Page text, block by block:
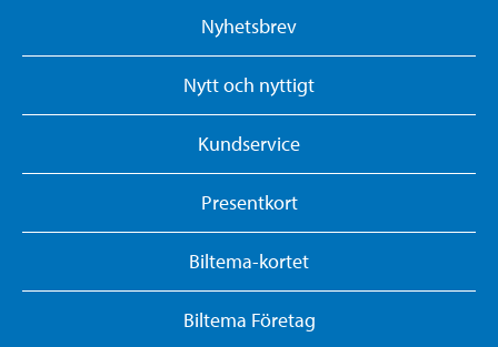
Nyhetsbrev
Nytt och nyttigt
Kundservice
Presentkort
Biltema-kortet
Biltema Företag